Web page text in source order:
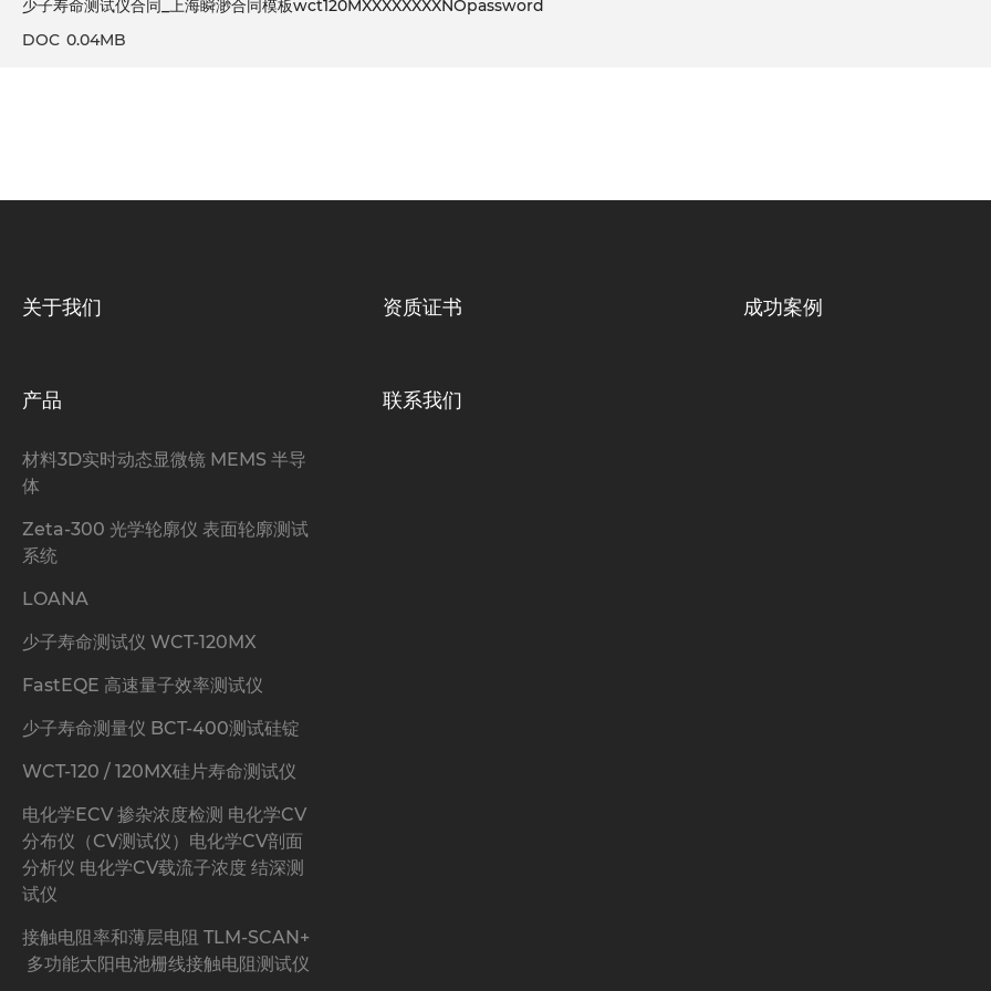
少子寿命测试仪合同_上海瞬渺合同模板wct120MXXXXXXXXNOpassword
DOC 0.04MB
关于我们 资质证书 成功案例
产品
材料3D实时动态显微镜 MEMS 半导
体
Zeta-300 光学轮廓仪 表面轮廓测试
系统
LOANA
少子寿命测试仪 WCT-120MX
FastEQE 高速量子效率测试仪
少子寿命测量仪 BCT-400测试硅锭
WCT-120 / 120MX硅片寿命测试仪
电化学ECV 掺杂浓度检测 电化学CV
分布仪（CV测试仪）电化学CV剖面
分析仪 电化学CV载流子浓度 结深测
试仪
接触电阻率和薄层电阻 TLM-SCAN+
多功能太阳电池栅线接触电阻测试仪
联系我们